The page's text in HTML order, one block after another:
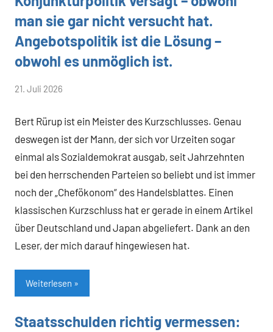
man sie gar nicht versucht hat.
Angebotspolitik ist die Lösung –
obwohl es unmöglich ist.
von
Flassbeck
21. Juli 2026
Bert Rürup ist ein Meister des Kurzschlusses. Genau
deswegen ist der Mann, der sich vor Urzeiten sogar
einmal als Sozialdemokrat ausgab, seit Jahrzehnten
bei den herrschenden Parteien so beliebt und ist immer
noch der „Chefökonom“ des Handelsblattes. Einen
klassischen Kurzschluss hat er gerade in einem Artikel
über Deutschland und Japan abgeliefert. Dank an den
Leser, der mich darauf hingewiesen hat.
Weiterlesen
Allgemein
Staatsschulden richtig vermessen: